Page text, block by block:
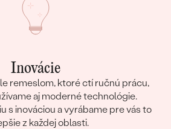
Inovácie
remeslom, ktoré ctí ručnú prácu,
aj moderné technológie.
s inováciou a vyrábame pre vás to
z každej oblasti.